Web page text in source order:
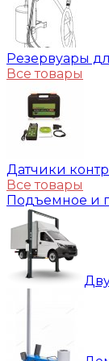
Резервуары
Все товары
Датчики
Все товары
Подъемное и